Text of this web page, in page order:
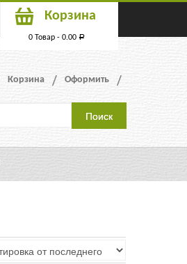
Корзина
0 Товар - 0.00 Р
Корзина Оформить